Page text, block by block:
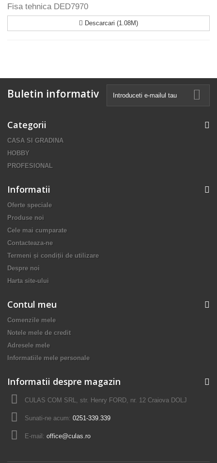
Fisa tehnica DED7970
Descarcari (1.08M)
Buletin informativ
Categorii
CASA SI GRADINA
HOBBY
PROFESIONAL
Informatii
Oferte speciale
Produse noi
Cele mai cumparate
Contacteaza-ne
Termeni și condiții de utilizare
Despre noi
Harta site-ului
Contul meu
Comenzile mele
Notele mele de credit
Adresele mele
Informatiile mele personale
Informatii despre magazin
CULAS COM SRL, str. Henry FORD, nr. 12 Craiova DOLJ
Sunati-ne acum: 0251-339.339
E-mail: office@culas.ro